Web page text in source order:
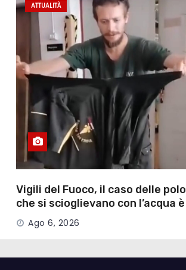
ATTUALITÀ
Vigili del Fuoco, il caso delle polo
che si scioglievano con l’acqua è
stato risolto
Ago 6, 2026